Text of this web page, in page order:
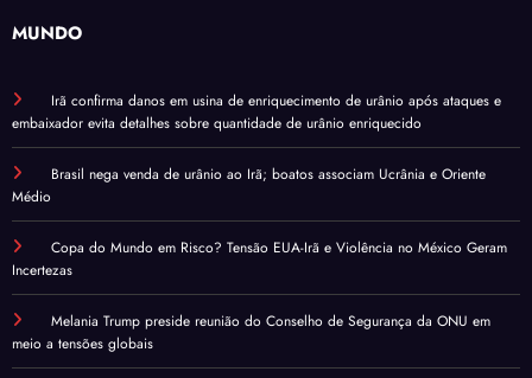
MUNDO
Irã confirma danos em usina de enriquecimento de urânio após ataques e
embaixador evita detalhes sobre quantidade de urânio enriquecido
Brasil nega venda de urânio ao Irã; boatos associam Ucrânia e Oriente
Médio
Copa do Mundo em Risco? Tensão EUA-Irã e Violência no México Geram
Incertezas
Melania Trump preside reunião do Conselho de Segurança da ONU em
meio a tensões globais